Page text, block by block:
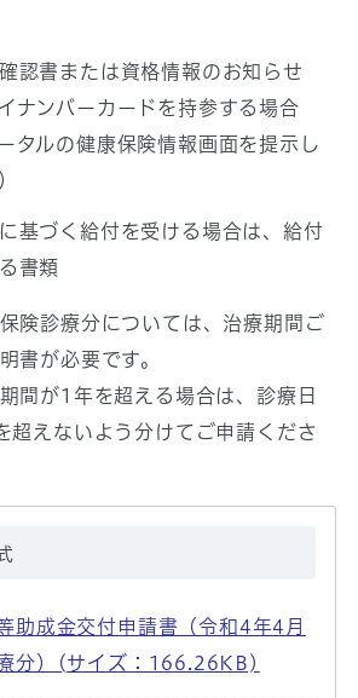
認書または資格情報のお知らせ
ナンバーカードを持参する場合
タルの健康保険情報画面を提示し
基づく給付を受ける場合は、給付
書類
険診療分については、治療期間ご
書が必要です。
間が1年を超える場合は、診療日
超えないよう分けてご申請くださ
助成金交付申請書（令和4年4月
分）(サイズ：166.26KB)